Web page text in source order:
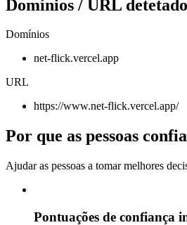
Domínios / URL
Domínios
net-flick.vercel.app
URL
https://www.net-flick.vercel.app/
Por que as pessoas
Ajudar as pessoas a tomar melhores
Pontuações de confiança